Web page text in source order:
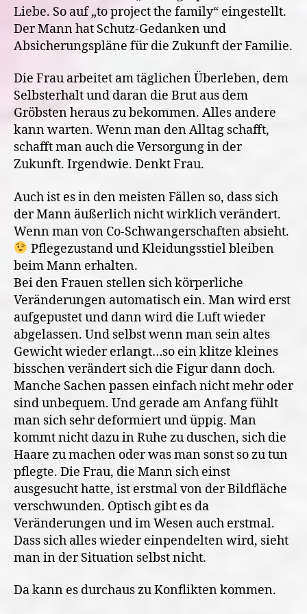
Liebe. So auf „to project the family“ eingestellt.
Der Mann hat Schutz-Gedanken und
Absicherungspläne für die Zukunft der Familie.
Die Frau arbeitet am täglichen Überleben, dem
Selbsterhalt und daran die Brut aus dem
Gröbsten heraus zu bekommen. Alles andere
kann warten. Wenn man den Alltag schafft,
schafft man auch die Versorgung in der
Zukunft. Irgendwie. Denkt Frau.
Auch ist es in den meisten Fällen so, dass sich
der Mann äußerlich nicht wirklich verändert.
Wenn man von Co-Schwangerschaften absieht.
Pflegezustand und Kleidungsstiel bleiben
beim Mann erhalten.
Bei den Frauen stellen sich körperliche
Veränderungen automatisch ein. Man wird erst
aufgepustet und dann wird die Luft wieder
abgelassen. Und selbst wenn man sein altes
Gewicht wieder erlangt…so ein klitze kleines
bisschen verändert sich die Figur dann doch.
Manche Sachen passen einfach nicht mehr oder
sind unbequem. Und gerade am Anfang fühlt
man sich sehr deformiert und üppig. Man
kommt nicht dazu in Ruhe zu duschen, sich die
Haare zu machen oder was man sonst so zu tun
pflegte. Die Frau, die Mann sich einst
ausgesucht hatte, ist erstmal von der Bildfläche
verschwunden. Optisch gibt es da
Veränderungen und im Wesen auch erstmal.
Dass sich alles wieder einpendelten wird, sieht
man in der Situation selbst nicht.
Da kann es durchaus zu Konflikten kommen.